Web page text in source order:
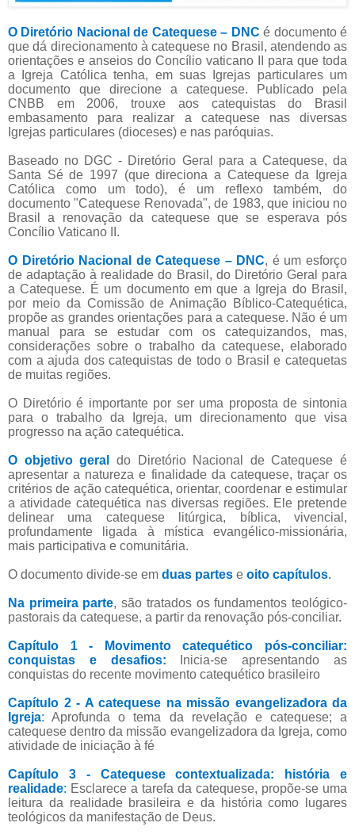
O Diretório Nacional de Catequese – DNCé documento é
que dá direcionamento à catequese no Brasil, atendendo as
orientações e anseios do Concílio vaticano II para que toda
a Igreja Católica tenha, em suas Igrejas particulares um
documento que direcione a catequese. Publicado pela
CNBB em 2006, trouxe aos catequistas do Brasil
embasamento para realizar a catequese nas diversas
Igrejas particulares (dioceses) e nas paróquias.
Baseado no DGC - Diretório Geral para a Catequese, da
Santa Sé de 1997 (que direciona a Catequese da Igreja
Católica como um todo), é um reflexo também, do
documento "Catequese Renovada", de 1983, que iniciou no
Brasil a renovação da catequese que se esperava pós
Concílio Vaticano II.
O Diretório Nacional de Catequese – DNC, é um esforço
de adaptação à realidade do Brasil, do Diretório Geral para
a Catequese. É um documento em que a Igreja do Brasil,
por meio da Comissão de Animação Bíblico-Catequética,
propõe as grandes orientações para a catequese. Não é um
manual para se estudar com os catequizandos, mas,
considerações sobre o trabalho da catequese, elaborado
com a ajuda dos catequistas de todo o Brasil e catequetas
de muitas regiões.
O Diretório é importante por ser uma proposta de sintonia
para o trabalho da Igreja, um direcionamento que visa
progresso na ação catequética.
O objetivo geral
do Diretório Nacional de Catequese é
apresentar a natureza e finalidade da catequese, traçar os
critérios de ação catequética, orientar, coordenar e estimular
a atividade catequética nas diversas regiões. Ele pretende
delinear uma catequese litúrgica, bíblica, vivencial,
profundamente ligada à mística evangélico-missionária,
mais participativa e comunitária.
O documento divide-se em duas partes e oito capítulos.
Na primeira parte, são tratados os fundamentos teológico-
pastorais da catequese, a partir da renovação pós-conciliar.
Capítulo 1 - Movimento catequético pós-conciliar:
conquistas e desafios:
Inicia-se apresentando as
conquistas do recente movimento catequético brasileiro
Capítulo 2 - A catequese na missão evangelizadora da
Igreja:Aprofunda o tema da revelação e catequese; a
catequese dentro da missão evangelizadora da Igreja, como
atividade de iniciação à fé
Capítulo 3 - Catequese contextualizada: história e
realidade: Esclarece a tarefa da catequese, propõe-se uma
leitura da realidade brasileira e da história como lugares
teológicos da manifestação de Deus.